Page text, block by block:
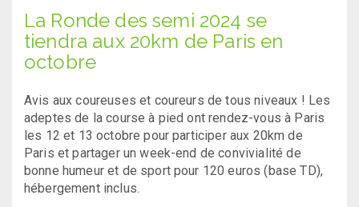
La Ronde des semi 2024 se
tiendra aux 20km de Paris en
octobre
Avis aux coureuses et coureurs de tous niveaux ! Les
adeptes de la course à pied ont rendez-vous à Paris
les 12 et 13 octobre pour participer aux 20km de
Paris et partager un week-end de convivialité de
bonne humeur et de sport pour 120 euros (base TD),
hébergement inclus.